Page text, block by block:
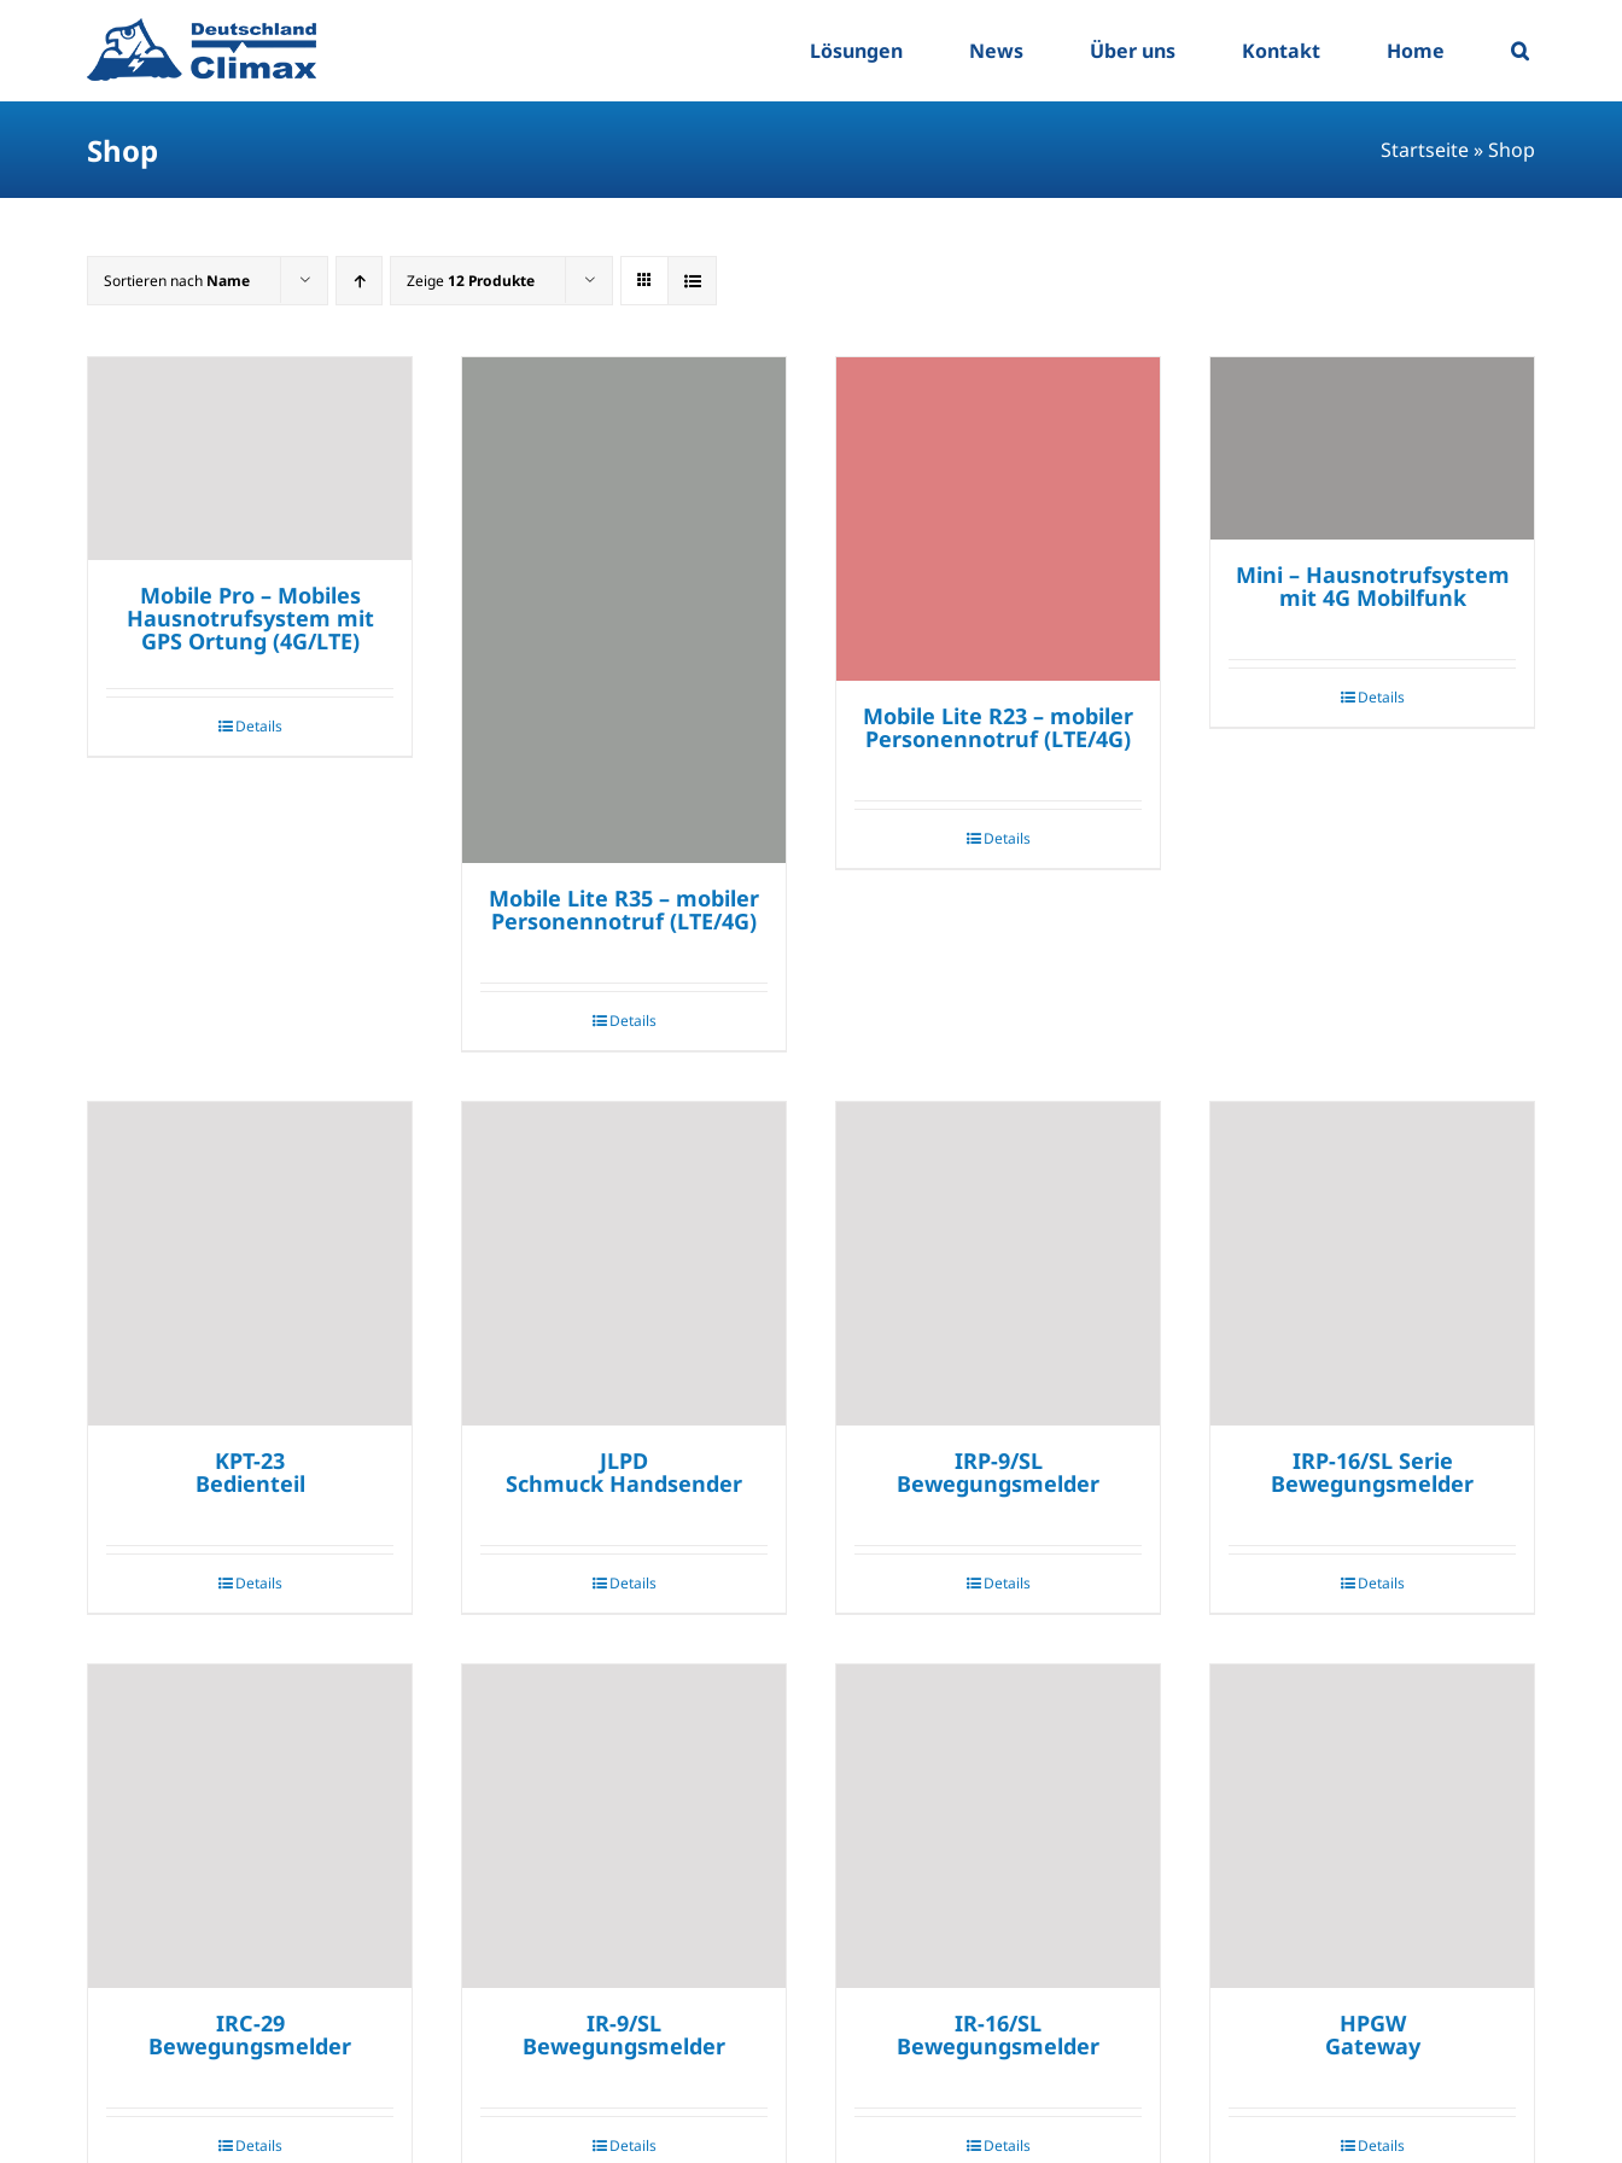
Lösungen News Über uns Kontakt Home
Shop Startseite»Shop
Sortieren nach Name Zeige 12 Produkte
Mobile Pro – Mobiles
Hausnotrufsystem mit
GPS Ortung (4G/LTE)
Details
Mobile Lite R35 – mobiler
Personennotruf (LTE/4G)
Details
Mobile Lite R23 – mobiler
Personennotruf (LTE/4G)
Details
Mini – Hausnotrufsystem
mit 4G Mobilfunk
Details
KPT-23
Bedienteil
Details
JLPD
Schmuck Handsender
Details
IRP-9/SL
Bewegungsmelder
Details
IRP-16/SL Serie
Bewegungsmelder
Details
IRC-29
Bewegungsmelder
Details
IR-9/SL
Bewegungsmelder
Details
IR-16/SL
Bewegungsmelder
Details
HPGW
Gateway
Details